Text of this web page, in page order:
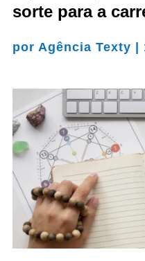
sorte para a
por Agência Texty |